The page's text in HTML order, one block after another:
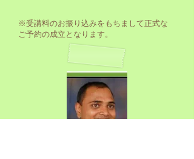
※受講料のお振り込みをもちまして正式な
ご予約の成立となります。